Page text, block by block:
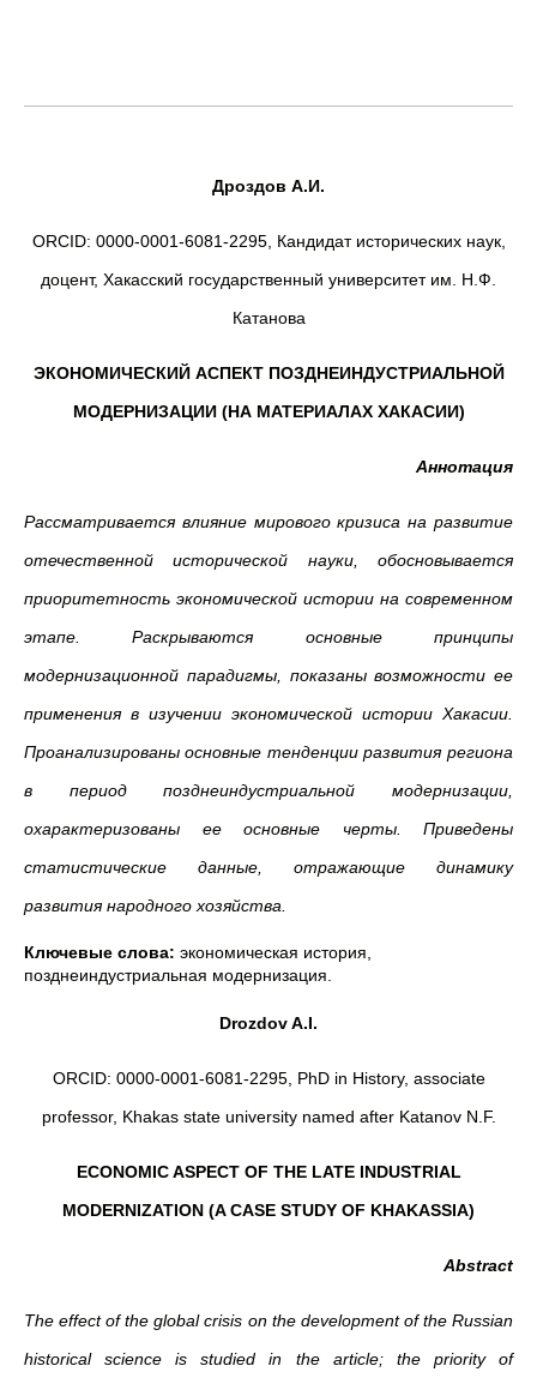
Дроздов А.И.
ORCID: 0000-0001-6081-2295, Кандидат исторических наук,
доцент, Хакасский государственный университет им. Н.Ф.
Катанова
ЭКОНОМИЧЕСКИЙ АСПЕКТ ПОЗДНЕИНДУСТРИАЛЬНОЙ
МОДЕРНИЗАЦИИ (НА МАТЕРИАЛАХ ХАКАСИИ)
Аннотация
Рассматривается влияние мирового кризиса на развитие
отечественной исторической науки, обосновывается
приоритетность экономической истории на современном
этапе. Раскрываются основные принципы
модернизационной парадигмы, показаны возможности ее
применения в изучении экономической истории Хакасии.
Проанализированы основные тенденции развития региона
в период позднеиндустриальной модернизации,
охарактеризованы ее основные черты. Приведены
статистические данные, отражающие динамику
развития народного хозяйства.
Ключевые слова: экономическая история,
позднеиндустриальная модернизация.
Drozdov A.I.
ORCID: 0000-0001-6081-2295, PhD in History, associate
professor, Khakas state university named after Katanov N.F.
ECONOMIC ASPECT OF THE LATE INDUSTRIAL
MODERNIZATION (A CASE STUDY OF KHAKASSIA)
Abstract
The effect of the global crisis on the development of the Russian
historical science is studied in the article; the priority of